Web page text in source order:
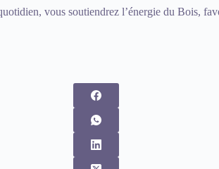
vous soutiendrez l’énergie du Bois,